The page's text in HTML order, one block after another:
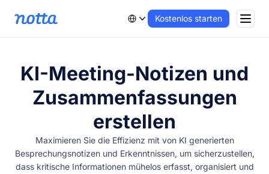
Kostenlos starten
KI-Meeting-Notizen und
Zusammenfassungen
erstellen
Maximieren Sie die Effizienz mit von KI generierten
Besprechungsnotizen und Erkenntnissen, um sicherzustellen,
dass kritische Informationen mühelos erfasst, organisiert und